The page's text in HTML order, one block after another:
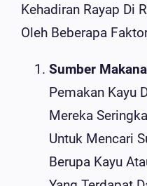
Kehadiran Rayap Di
Oleh Beberapa
Sumber
Pemakan Kayu
Mereka
Untuk Mencari
Berupa Kayu